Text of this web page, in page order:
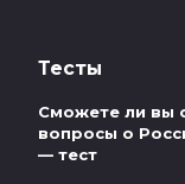
Тесты
Сможете ли вы
вопросы о
— тест